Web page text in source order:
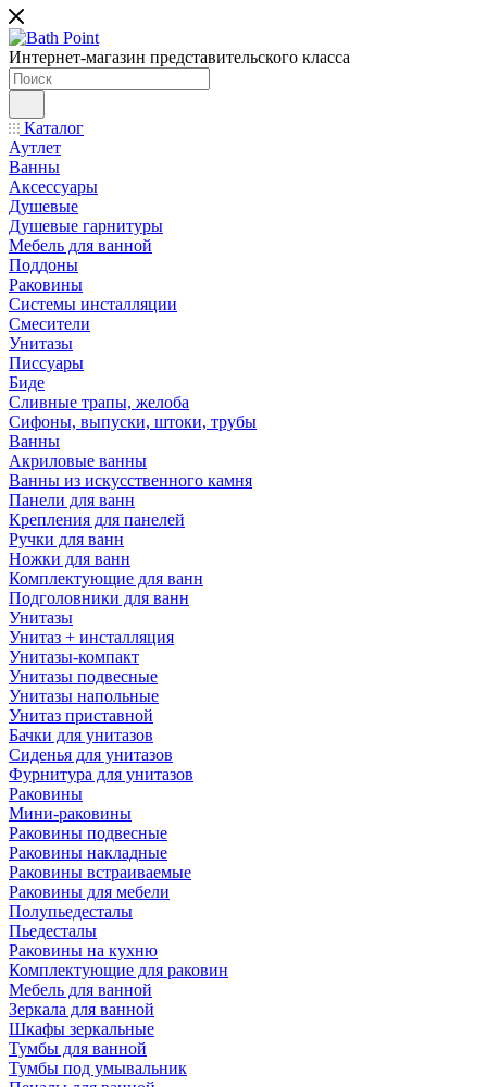
Интернет-магазин представительского класса
Каталог
Аутлет
Ванны
Аксессуары
Душевые
Душевые гарнитуры
Мебель для ванной
Поддоны
Раковины
Системы инсталляции
Смесители
Унитазы
Писсуары
Биде
Сливные трапы, желоба
Сифоны, выпуски, штоки, трубы
Ванны
Акриловые ванны
Ванны из искусственного камня
Панели для ванн
Крепления для панелей
Ручки для ванн
Ножки для ванн
Комплектующие для ванн
Подголовники для ванн
Унитазы
Унитаз + инсталляция
Унитазы-компакт
Унитазы подвесные
Унитазы напольные
Унитаз приставной
Бачки для унитазов
Сиденья для унитазов
Фурнитура для унитазов
Раковины
Мини-раковины
Раковины подвесные
Раковины накладные
Раковины встраиваемые
Раковины для мебели
Полупьедесталы
Пьедесталы
Раковины на кухню
Комплектующие для раковин
Мебель для ванной
Зеркала для ванной
Шкафы зеркальные
Тумбы для ванной
Тумбы под умывальник